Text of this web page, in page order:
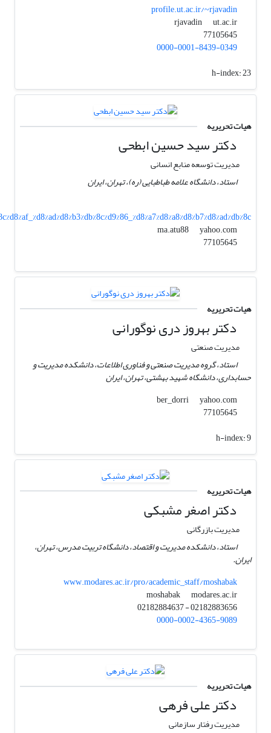
profile.ut.ac.ir/~rjavadin
rjavadin
ut.ac.ir
77105645
0000-0001-8439-0349
h-index:23
هیات تحریریه
دکتر سید حسین ابطحی
مدیریت توسعه منابع انسانی
استاد، دانشگاه علامه طباطبایی (ره)، تهران، ایران
ma.atu88
yahoo.com
77105645
هیات تحریریه
دکتر بهروز دری نوگورانی
مدیریت صنعتی
استاد، گروه مدیریت صنعتی و فناوری اطلاعات، دانشکده مدیریت و
حسابداری، دانشگاه شهید بهشتی، تهران، ایران
ber_dorri
yahoo.com
77105645
h-index:9
هیات تحریریه
دکتر اصغر مشبکی
مدیریت بازرگانی
استاد، دانشکده مدیریت و اقتصاد، دانشگاه تربیت مدرس، تهران،
ایران.
www.modares.ac.ir/pro/academic_staff/moshabak
moshabak
modares.ac.ir
02182883656 - 02182884637
0000-0002-4365-9089
هیات تحریریه
دکتر علی فرهی
مدیریت رفتار سازمانی